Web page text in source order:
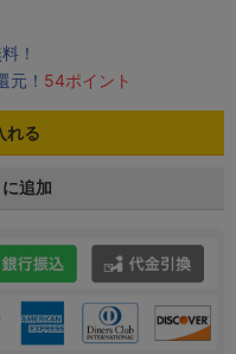
！
元！ 54ポイント
れる
追加